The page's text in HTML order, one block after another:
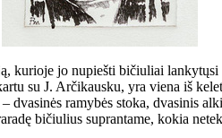
jo nupiešti bičiuliai
su J. Arčikausku, yra viena iš
ramybės stoka, dvasinis
bičiulius suprantame, kokia